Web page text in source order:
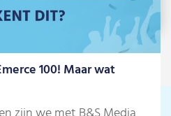
100! Maar wat